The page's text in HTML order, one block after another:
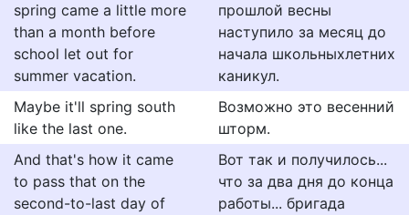
spring came a little more
than a month before
school let out for
summer vacation.
прошлой весны
наступило за месяц до
начала школьныхлетних
каникул.
Maybe it'll spring south
like the last one.
Возможно это весенний
шторм.
And that's how it came
to pass that on the
second-to-last day of
Вот так и получилось...
что за два дня до конца
работы... бригада